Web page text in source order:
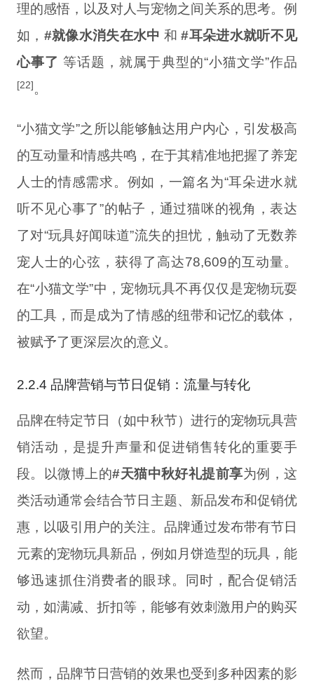
理的感悟，以及对人与宠物之间关系的思考。例
如， #就像水消失在水中 和#耳朵进水就听不见
心事了 等话题，就属于典型的“小猫文学”作品
[22]。
“小猫文学”之所以能够触达用户内心，引发极高
的互动量和情感共鸣，在于其精准地把握了养宠
人士的情感需求。例如，一篇名为“耳朵进水就
听不见心事了”的帖子，通过猫咪的视角，表达
了对“玩具好闻味道”流失的担忧，触动了无数养
宠人士的心弦，获得了高达78,609的互动量。
在“小猫文学”中，宠物玩具不再仅仅是宠物玩耍
的工具，而是成为了情感的纽带和记忆的载体，
被赋予了更深层次的意义。
2.2.4 品牌营销与节日促销：流量与转化
品牌在特定节日（如中秋节）进行的宠物玩具营
销活动，是提升声量和促进销售转化的重要手
段。以微博上的#天猫中秋好礼提前享为例，这
类活动通常会结合节日主题、新品发布和促销优
惠，以吸引用户的关注。品牌通过发布带有节日
元素的宠物玩具新品，例如月饼造型的玩具，能
够迅速抓住消费者的眼球。同时，配合促销活
动，如满减、折扣等，能够有效刺激用户的购买
欲望。
然而，品牌节日营销的效果也受到多种因素的影